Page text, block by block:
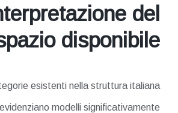
del
disponibile
esistenti nella struttura italiana
modelli significativamente